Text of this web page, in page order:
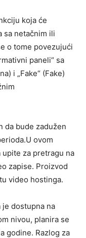
koja će
sa netačnim ili
o tome povezujući
paneli“ sa
i „Fake“ (Fake)
da bude zadužen
ovom
za pretragu na
zapise. Proizvod
video hostinga.
dostupna na
nivou, planira se
godine. Razlog za